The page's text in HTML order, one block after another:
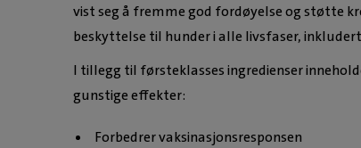
vist seg å fremme god fordøyelse og støtte
beskyttelse til hunder i alle livsfaser,
I tillegg til førsteklasses ingredienser
gunstige effekter:
Forbedrer vaksinasjonsresponsen